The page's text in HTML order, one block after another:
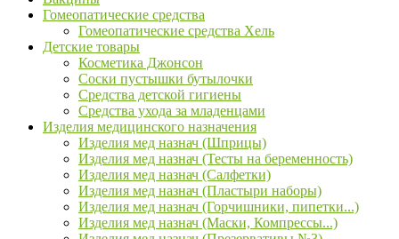
Гомеопатические средства
Гомеопатические средства Хель
Детские товары
Косметика Джонсон
Соски пустышки бутылочки
Средства детской гигиены
Средства ухода за младенцами
Изделия медицинского назначения
Изделия мед назнач (Шприцы)
Изделия мед назнач (Тесты на беременность)
Изделия мед назнач (Салфетки)
Изделия мед назнач (Пластыри наборы)
Изделия мед назнач (Горчишники, пипетки...)
Изделия мед назнач (Маски, Компрессы...)